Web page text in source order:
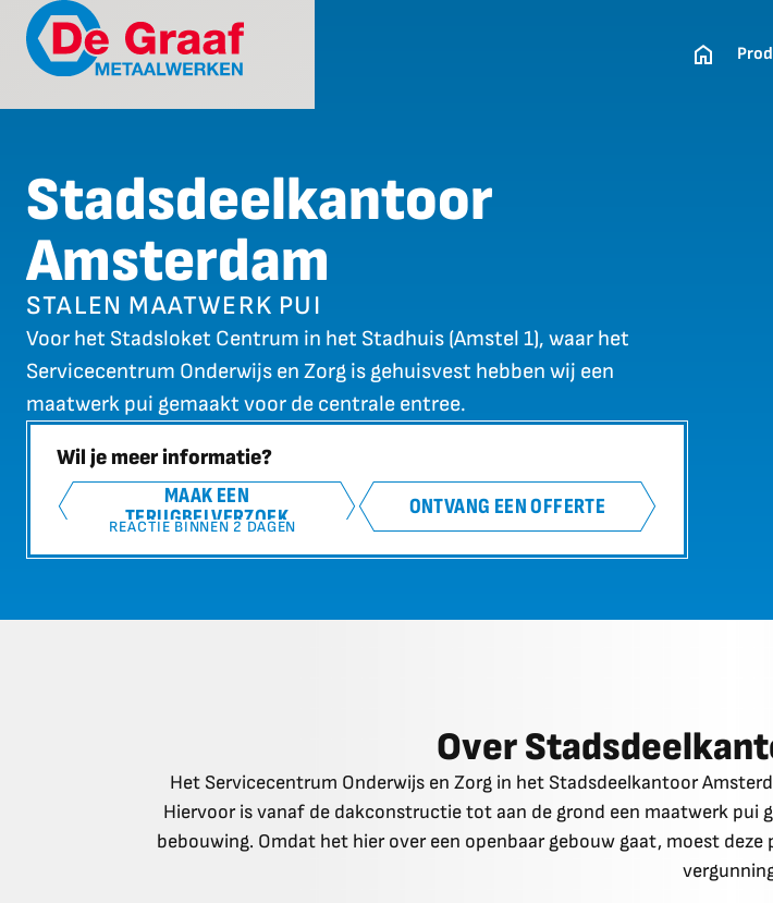
Stadsdeelkantoor
Amsterdam
STALEN MAATWERK PUI
Voor het Stadsloket Centrum in het Stadhuis (Amstel 1), waar het
Servicecentrum Onderwijs en Zorg is gehuisvest hebben wij een
maatwerk pui gemaakt voor de centrale entree.
Wil je meer informatie?
MAAK EEN
TERUGBELVERZOEK
ONTVANG EEN OFFERTE
REACTIE BINNEN 2 DAGEN
Over
Het Servicecentrum Onderwijs en Zorg in het Stadsdeelkantoor
Hiervoor is vanaf de dakconstructie tot aan de grond een maatwerk
bebouwing. Omdat het hier over een openbaar gebouw gaat, moest